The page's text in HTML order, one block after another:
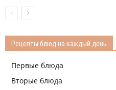
Рецепты блюд на каждый день
Первые блюда
Вторые блюда